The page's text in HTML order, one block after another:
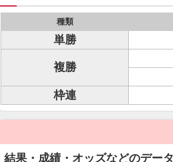
種類
単勝
複勝
枠連
結果・成績・オッズなどのデー